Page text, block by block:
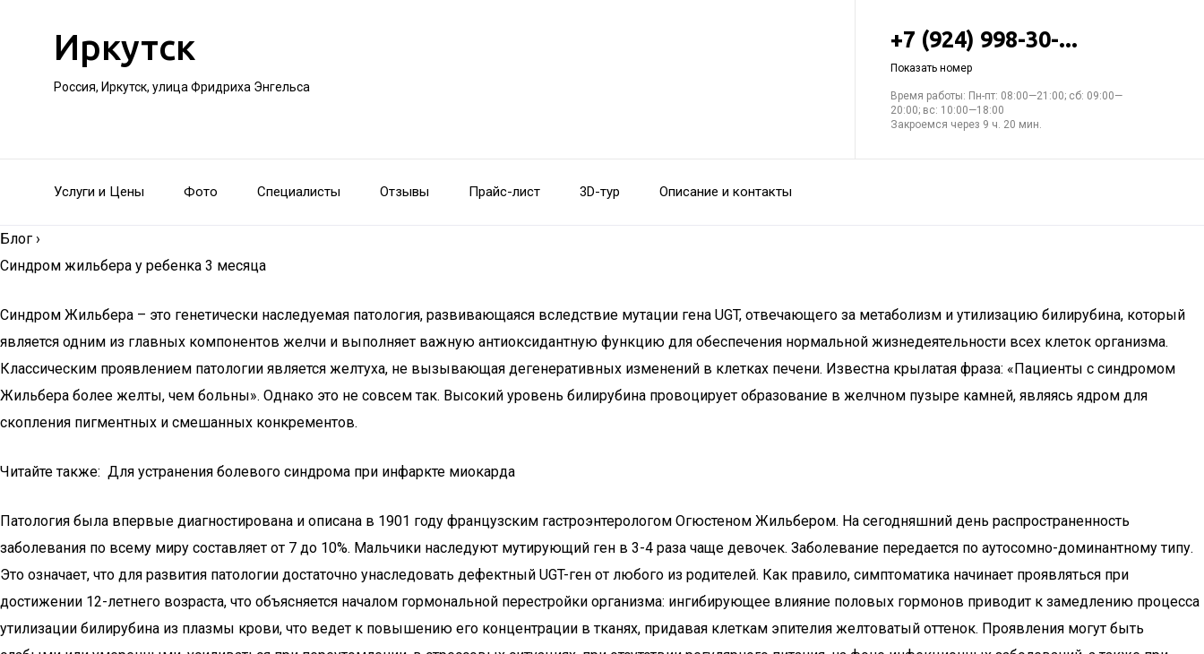
Иркутск
Россия, Иркутск, улица Фридриха Энгельса
+7 (924) 998-30-...
Показать номер
Время работы: Пн-пт: 08:00—21:00; сб: 09:00—
20:00; вс: 10:00—18:00
Закроемся через 9 ч. 20 мин.
Услуги и Цены Фото Специалисты Отзывы Прайс-лист 3D-тур Описание и контакты
Блог ›
Синдром жильбера у ребенка 3 месяца
Синдром Жильбера – это генетически наследуемая патология, развивающаяся вследствие мутации гена UGT, отвечающего за метаболизм и утилизацию билирубина, который
является одним из главных компонентов желчи и выполняет важную антиоксидантную функцию для обеспечения нормальной жизнедеятельности всех клеток организма.
Классическим проявлением патологии является желтуха, не вызывающая дегенеративных изменений в клетках печени. Известна крылатая фраза: «Пациенты с синдромом
Жильбера более желты, чем больны». Однако это не совсем так. Высокий уровень билирубина провоцирует образование в желчном пузыре камней, являясь ядром для
скопления пигментных и смешанных конкрементов.
Читайте также: Для устранения болевого синдрома при инфаркте миокарда
Патология была впервые диагностирована и описана в 1901 году французским гастроэнтерологом Огюстеном Жильбером. На сегодняшний день распространенность
заболевания по всему миру составляет от 7 до 10%. Мальчики наследуют мутирующий ген в 3-4 раза чаще девочек. Заболевание передается по аутосомно-доминантному типу.
Это означает, что для развития патологии достаточно унаследовать дефектный UGT-ген от любого из родителей. Как правило, симптоматика начинает проявляться при
достижении 12-летнего возраста, что объясняется началом гормональной перестройки организма: ингибирующее влияние половых гормонов приводит к замедлению процесса
утилизации билирубина из плазмы крови, что ведет к повышению его концентрации в тканях, придавая клеткам эпителия желтоватый оттенок. Проявления могут быть